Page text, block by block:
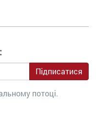
Підписатися
потоці.